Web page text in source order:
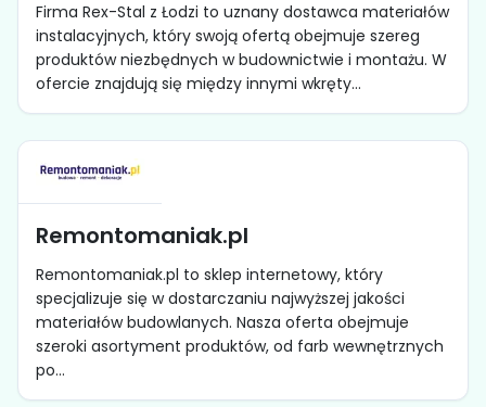
Firma Rex-Stal z Łodzi to uznany dostawca materiałów
instalacyjnych, który swoją ofertą obejmuje szereg
produktów niezbędnych w budownictwie i montażu. W
ofercie znajdują się między innymi wkręty...
Remontomaniak.pl
Remontomaniak.pl to sklep internetowy, który
specjalizuje się w dostarczaniu najwyższej jakości
materiałów budowlanych. Nasza oferta obejmuje
szeroki asortyment produktów, od farb wewnętrznych
po...